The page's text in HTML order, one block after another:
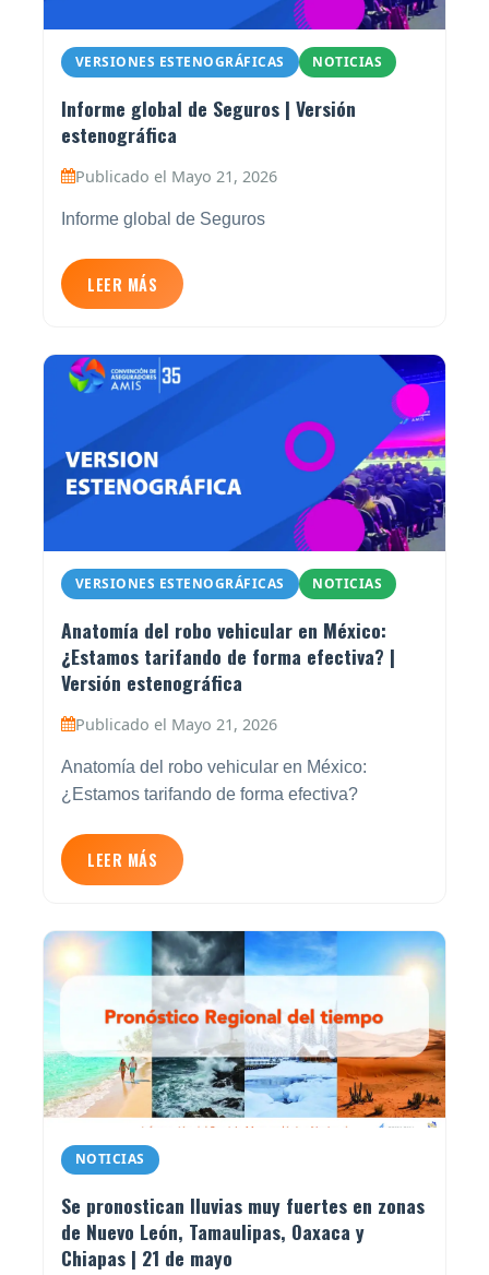
VERSIONES ESTENOGRÁFICAS NOTICIAS
Informe global de Seguros | Versión
estenográfica
Publicado el Mayo 21, 2026
Informe global de Seguros
LEER MÁS
VERSIONES ESTENOGRÁFICAS NOTICIAS
Anatomía del robo vehicular en México:
¿Estamos tarifando de forma efectiva? |
Versión estenográfica
Publicado el Mayo 21, 2026
Anatomía del robo vehicular en México:
¿Estamos tarifando de forma efectiva?
LEER MÁS
NOTICIAS
Se pronostican lluvias muy fuertes en zonas
de Nuevo León, Tamaulipas, Oaxaca y
Chiapas | 21 de mayo